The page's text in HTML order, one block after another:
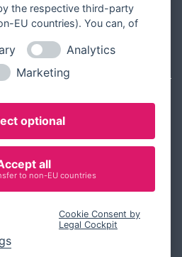
the respective third-party
EU countries). You can, of
Analytics
Marketing
optional
all
to non-EU countries
Cookie Consent by
Legal Cockpit